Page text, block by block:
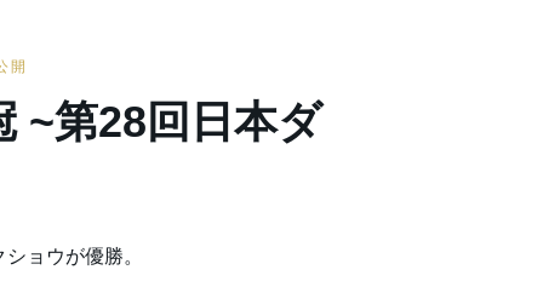
開
~第28回日本ダ
ョウが優勝。